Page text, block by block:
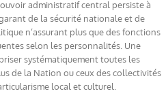
administratif central persiste à
de la sécurité nationale et de
n’assurant plus que des fonctions
selon les personnalités. Une
systématiquement toutes les
de la Nation ou ceux des collectivités
local et culturel.